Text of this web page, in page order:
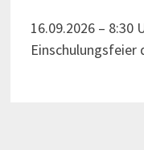
16.09.2026 – 8:30
Einschulungsfeier